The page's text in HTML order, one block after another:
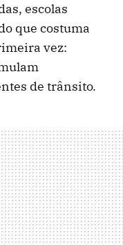
escolas
que costuma
vez:
de trânsito.